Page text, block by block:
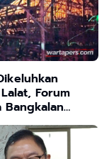
Forum
Bangkalan
Peternakan
Tutup
Ayam Tanpa